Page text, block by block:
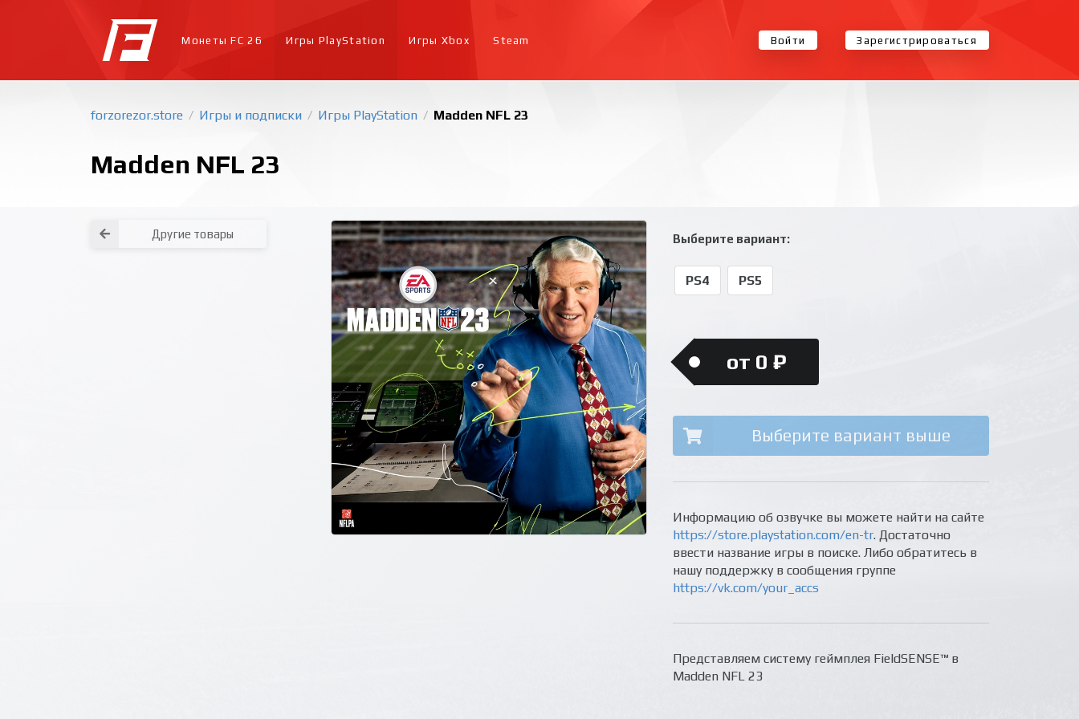
Монеты FC 26 Игры PlayStation Игры Xbox Steam Войти Зарегистрироваться
forzorezor.store / Игры и подписки / Игры PlayStation / Madden NFL 23
Madden NFL 23
Другие товары Выберите вариант:
PS4 PS5
от 0 ₽
Выберите вариант выше
Информацию об озвучке вы можете найти на сайте
https://store.playstation.com/en-tr. Достаточно
ввести название игры в поиске. Либо обратитесь в
нашу поддержку в сообщения группе
https://vk.com/your_accs
Представляем систему геймплея FieldSENSE™ в
Madden NFL 23